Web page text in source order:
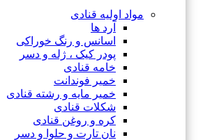
مواد اولیه قنادی
آرد ها
اسانس و رنگ خوراکی
پودر کیک ، ژله و دسر
خامه قنادی
خمیر فوندانت
خمیر مایه و رشته قنادی
شکلات قنادی
کره و روغن قنادی
نان تارت و حلوا و دسر